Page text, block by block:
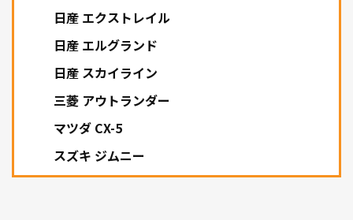
日産 エクストレイル
日産 エルグランド
日産 スカイライン
三菱 アウトランダー
マツダ CX-5
スズキ ジムニー